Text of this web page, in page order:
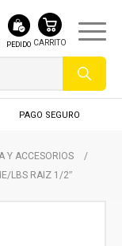
PEDIDO
PAGO SEGURO
Y ACCESORIOS
/
LBS RAIZ 1/2″